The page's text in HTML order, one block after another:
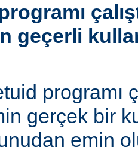
geçerli
programı
gerçek bir
emin